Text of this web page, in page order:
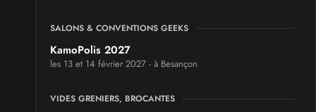
SALONS & CONVENTIONS GEEKS
KamoPolis 2027
les 13 et 14 février 2027 - à Besançon
VIDES GRENIERS, BROCANTES